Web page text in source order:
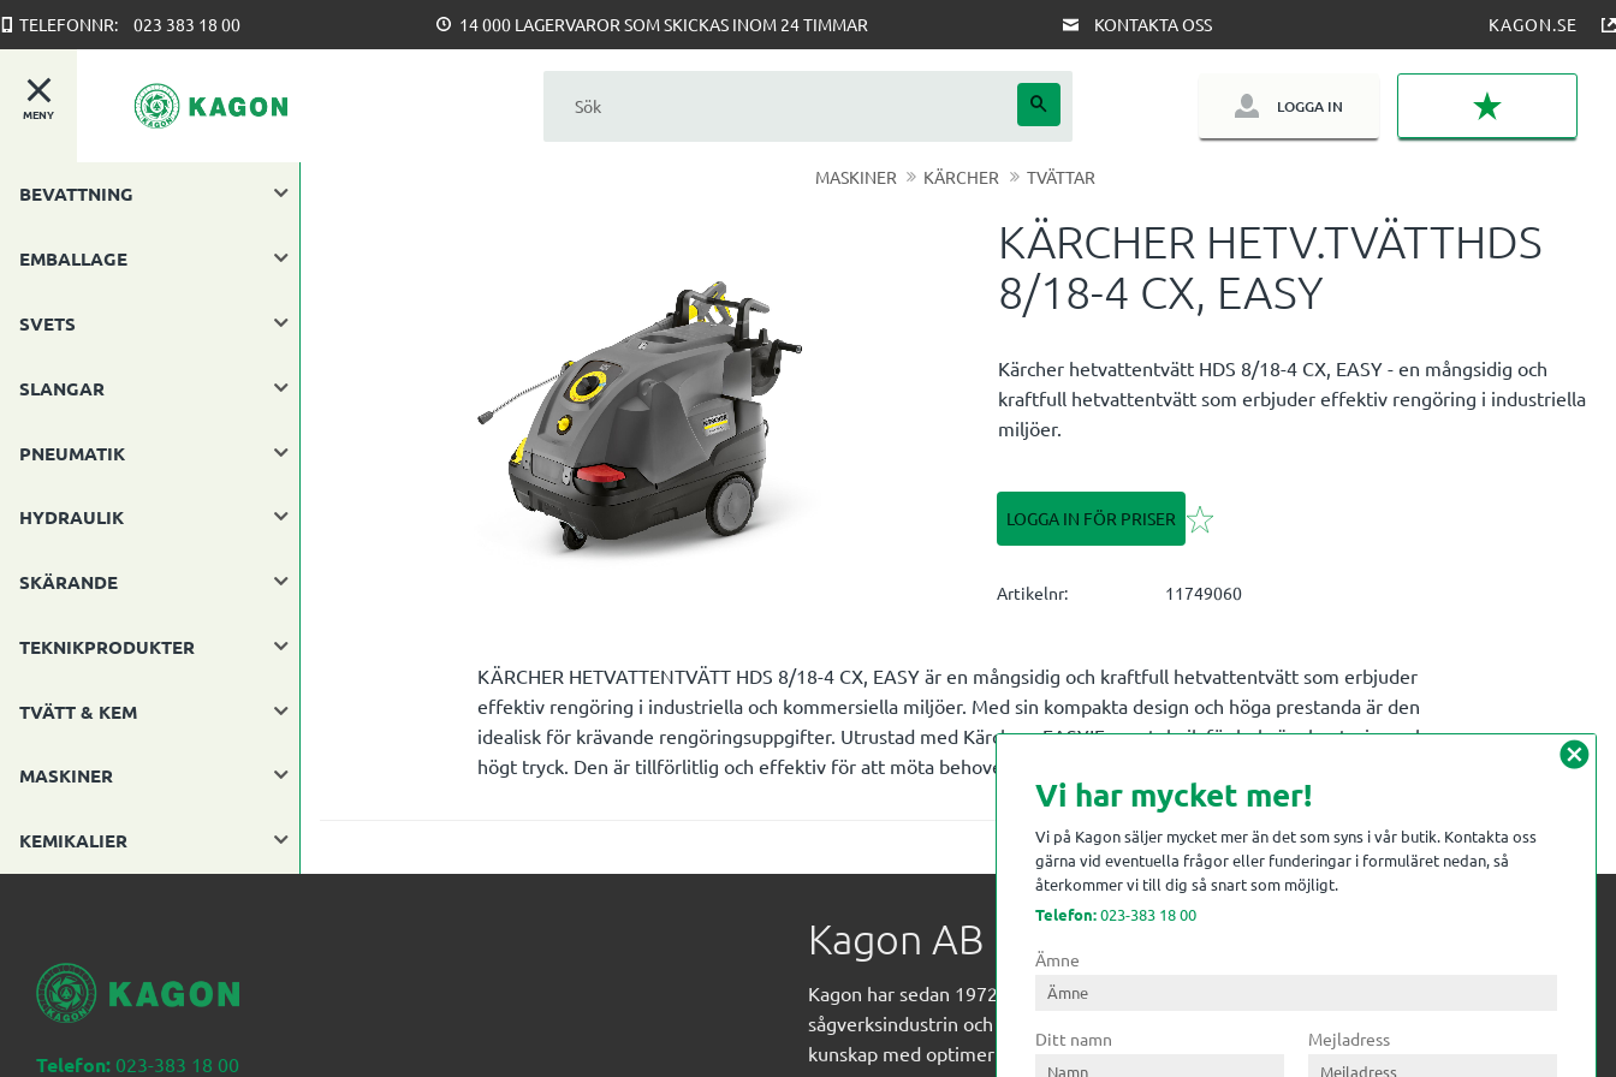
TELEFONNR: 023 383 18 00 14 000 LAGERVAROR SOM SKICKAS INOM 24 TIMMAR KONTAKTA OSS KAGON.SE
MENY LOGGA IN
MASKINER KÄRCHER TVÄTTAR
KÄRCHER HETV.TVÄTTHDS
8/18-4 CX, EASY
Kärcher hetvattentvätt HDS 8/18-4 CX, EASY - en mångsidig och
kraftfull hetvattentvätt som erbjuder effektiv rengöring i industriella
miljöer.
LOGGA IN FÖR PRISER Lägg till i favoriter
Artikelnr 11749060
KÄRCHER HETVATTENTVÄTT HDS 8/18-4 CX, EASY är en mångsidig och kraftfull hetvattentvätt som erbjuder
effektiv rengöring i industriella och kommersiella miljöer. Med sin kompakta design och höga prestanda är den
idealisk för krävande rengöringsuppgifter. Utrustad med Kärchers EASY!Force-teknik för bekväm hantering och
högt tryck. Den är tillförlitlig och effektiv för att möta behoven hos professionella användare.
BEVATTNING
EMBALLAGE
SVETS
SLANGAR
PNEUMATIK
HYDRAULIK
SKÄRANDE
TEKNIKPRODUKTER
TVÄTT & KEM
MASKINER
KEMIKALIER
Telefon: 023-383 18 00
Kagon AB
Kagon har sedan 1972 levererat kompetens till
sågverksindustrin och övrig industri. Till träindustrin tillför vi
kunskap med optimeringslösningar från timmerplanen hela
cancel
Vi har mycket mer!
Vi på Kagon säljer mycket mer än det som syns i vår butik. Kontakta oss
gärna vid eventuella frågor eller funderingar i formuläret nedan, så
återkommer vi till dig så snart som möjligt.
Telefon:023-383 18 00
Ämne
Ditt namn Mejladress